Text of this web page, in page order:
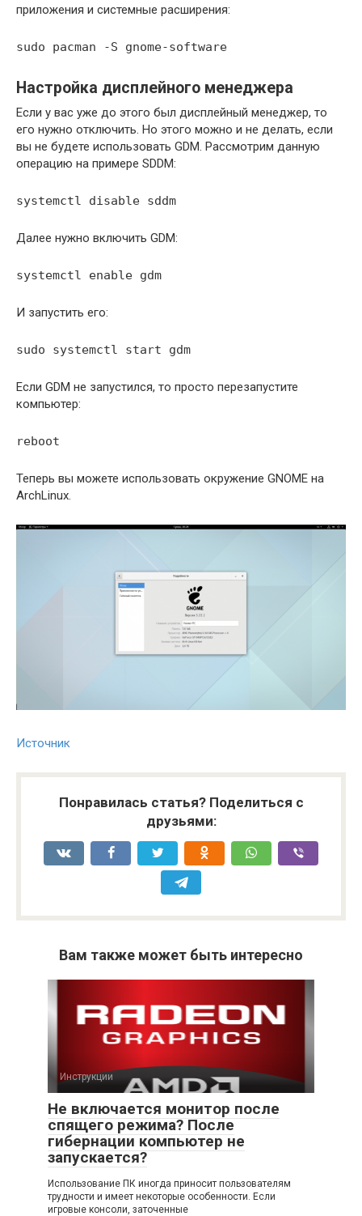
приложения и системные расширения:
sudo pacman -S gnome-software
Настройка дисплейного менеджера
Если у вас уже до этого был дисплейный менеджер, то
его нужно отключить. Но этого можно и не делать, если
вы не будете использовать GDM. Рассмотрим данную
операцию на примере SDDM:
systemctl disable sddm
Далее нужно включить GDM:
systemctl enable gdm
И запустить его:
sudo systemctl start gdm
Если GDM не запустился, то просто перезапустите
компьютер:
reboot
Теперь вы можете использовать окружение GNOME на
ArchLinux.
Источник
Понравилась статья? Поделиться с
друзьями:
Вам также может быть интересно
Инструкции
Не включается монитор после
спящего режима? После
гибернации компьютер не
запускается?
Использование ПК иногда приносит пользователям
трудности и имеет некоторые особенности. Если
игровые консоли, заточенные